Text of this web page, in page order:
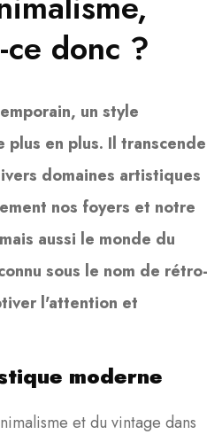
ce donc ?
un style
en plus. Il transcende
domaines artistiques
nos foyers et notre
aussi le monde du
sous le nom de rétro-
l'attention et
moderne
et du vintage dans